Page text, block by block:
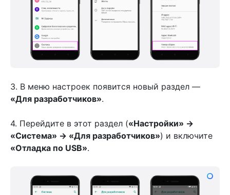
3. В меню настроек появится новый раздел —
«Для разработчиков».
4. Перейдите в этот раздел («Настройки» →
«Система» → «Для разработчиков») и включите
«Отладка по USB».